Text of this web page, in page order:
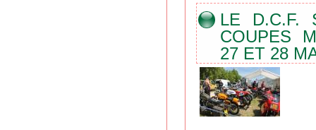
LE D.C.F.
COUPES
27 ET 28